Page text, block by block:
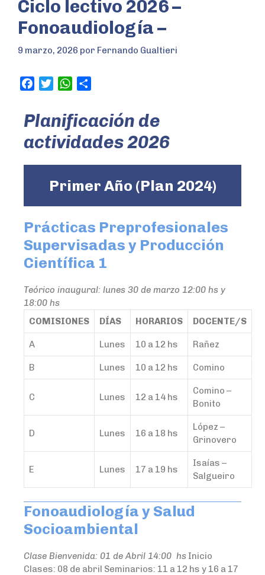
Ciclo lectivo 2026 –
Fonoaudiología –
9 marzo, 2026 por Fernando Gualtieri
c
e
b
o
t
t
r
W
a
t
s
p
p
r
e
Planificación de
actividades 2026
Primer Año (Plan 2024)
Prácticas Preprofesionales
Supervisadas y Producción
Científica 1
Teórico inaugural: lunes 30 de marzo 12:00 hs y
18:00 hs
COMISIONES
DÍAS HORARIOS DOCENTE/S
A Lunes 10 a 12 hs Rañez
B Lunes 10 a 12 hs Comino
C Lunes 12 a 14 hs
Comino –
Bonito
D Lunes 16 a 18 hs
López –
Grinovero
E Lunes 17 a 19 hs
Isaías –
Salgueiro
Fonoaudiología y Salud
Socioambiental
Clase Bienvenida: 01 de Abril 14:00 hs Inicio
Clases: 08 de abril Seminarios: 11 a 12 hs y 16 a 17